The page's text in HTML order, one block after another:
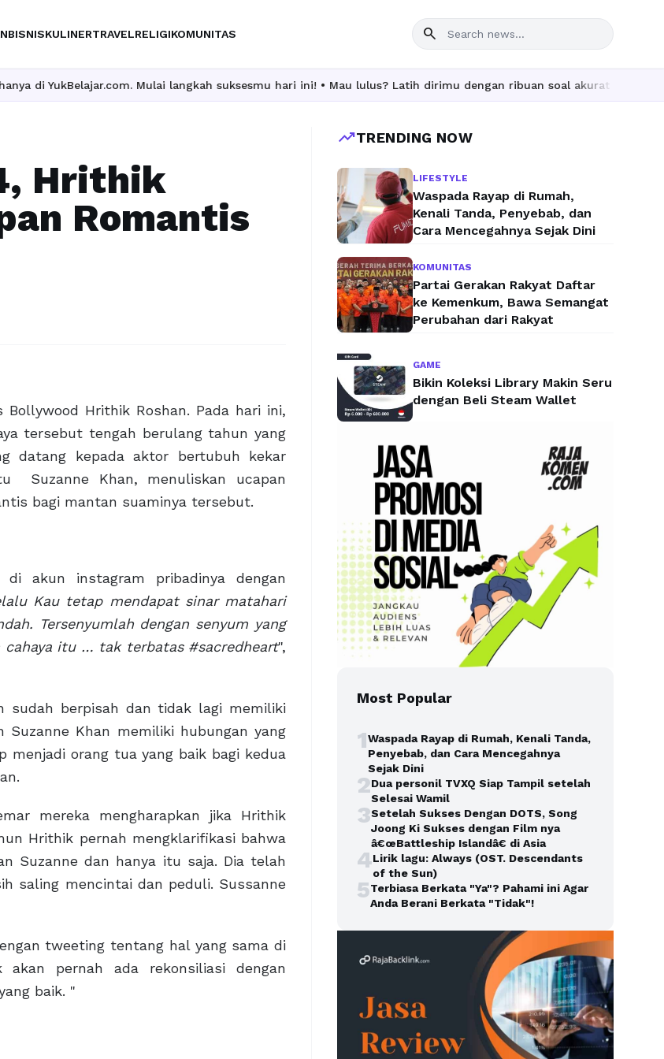
BISNISKULINERTRAVELRELIGIKOMUNITAS search
Mulai langkah suksesmu hari ini! • Mau lulus? Latih dirimu dengan ribuan soal akurat di tryout.id.
Hrithik
Romantis
Hrithik Roshan. Pada hari ini,
tersebut tengah berulang tahun yang
datang kepada aktor bertubuh kekar
Suzanne Khan, menuliskan ucapan
bagi mantan suaminya tersebut.
akun instagram pribadinya dengan
Kau tetap mendapat sinar matahari
Tersenyumlah dengan senyum yang
cahaya itu … tak terbatas #sacredheart",
sudah berpisah dan tidak lagi memiliki
Khan memiliki hubungan yang
menjadi orang tua yang baik bagi kedua
mereka mengharapkan jika Hrithik
Hrithik pernah mengklarifikasi bahwa
Suzanne dan hanya itu saja. Dia telah
saling mencintai dan peduli. Sussanne
tweeting tentang hal yang sama di
pernah ada rekonsiliasi dengan
baik. "
trending_upTRENDING NOW
LIFESTYLE
Waspada Rayap di Rumah,
Kenali Tanda, Penyebab, dan
Cara Mencegahnya Sejak Dini
KOMUNITAS
Partai Gerakan Rakyat Daftar
ke Kemenkum, Bawa Semangat
Perubahan dari Rakyat
GAME
Bikin Koleksi Library Makin Seru
dengan Beli Steam Wallet
Most Popular
1Waspada Rayap di Rumah, Kenali Tanda,
Penyebab, dan Cara Mencegahnya
Sejak Dini
2Dua personil TVXQ Siap Tampil setelah
Selesai Wamil
3Setelah Sukses Dengan DOTS, Song
Joong Ki Sukses dengan Film nya
â€œBattleship Islandâ€ di Asia
4Lirik lagu: Always (OST. Descendants
of the Sun)
5Terbiasa Berkata "Ya"? Pahami ini Agar
Anda Berani Berkata "Tidak"!